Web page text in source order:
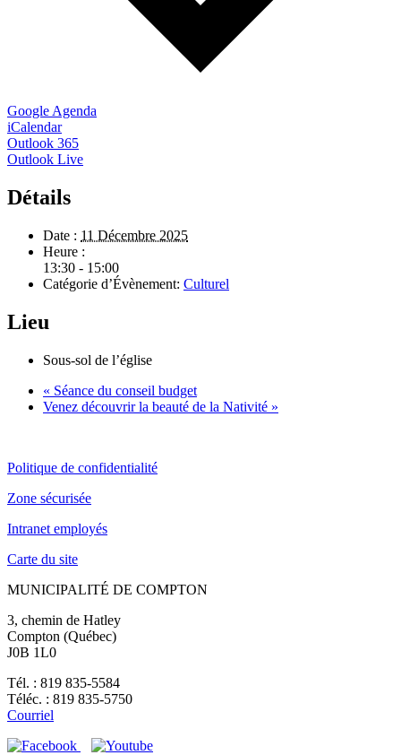
Google Agenda
iCalendar
Outlook 365
Outlook Live
Détails
Date : 11 Décembre 2025
Heure :
13:30 - 15:00
Catégorie d’Évènement: Culturel
Lieu
Sous-sol de l’église
« Séance du conseil budget
Venez découvrir la beauté de la Nativité »
Politique de confidentialité
Zone sécurisée
Intranet employés
Carte du site
MUNICIPALITÉ DE COMPTON
3, chemin de Hatley
Compton (Québec)
J0B 1L0
Tél. : 819 835-5584
Téléc. : 819 835-5750
Courriel